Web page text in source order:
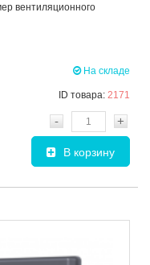
вентиляционного
На складе
ID товара: 2171
- +
В корзину